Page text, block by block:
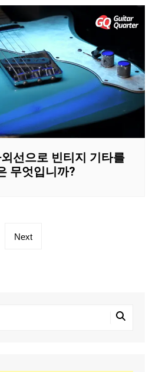
선으로 빈티지 기타를
무엇입니까?
Next